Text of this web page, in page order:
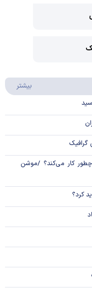
بیشتر
گرافیک
کار می‌کند؟ /موشن
کرد؟